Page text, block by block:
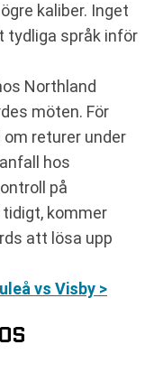
kaliber. Inget
tydliga språk inför
Northland
möten. För
returer under
hos
på
kommer
att lösa upp
vs Visby >